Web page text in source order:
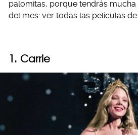
palomitas, porque tendrás mucha
del mes: ver todas las películas de
1. Carrie